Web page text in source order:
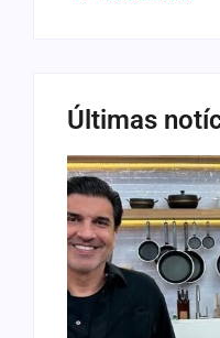
Últimas